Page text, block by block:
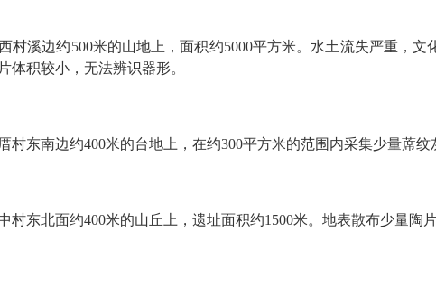
溪边约500米的山地上，面积约5000平方米。水土流失严重，文
体积较小，无法辨识器形。
东南边约400米的台地上，在约300平方米的范围内采集少量蓆纹
东北面约400米的山丘上，遗址面积约1500米。地表散布少量陶